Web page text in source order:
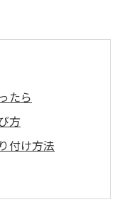
たら
方
付け方法
たらチェックす